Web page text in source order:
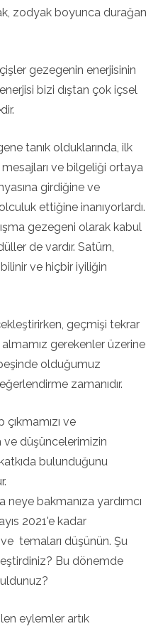
zodyak boyunca durağan
gezegenin enerjisinin
bizi dıştan çok içsel
tanık olduklarında, ilk
ve bilgeliği ortaya
girdiğine ve
ettiğine inanıyorlardı.
gezegeni olarak kabul
de vardır. Satürn,
ve hiçbir iyiliğin
geçmişi tekrar
gerekenler üzerine
olduğumuz
zamanıdır.
çıkmamızı ve
ve düşüncelerimizin
bulunduğunu
neye bakmanıza yardımcı
2021'e kadar
ve temaları düşünün. Şu
Bu dönemde
eylemler artık